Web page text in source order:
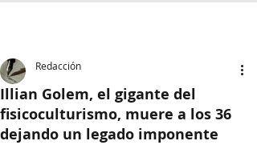
Illian Golem, el gigante del
fisicoculturismo, muere a los 36
dejando un legado imponente
Redacción